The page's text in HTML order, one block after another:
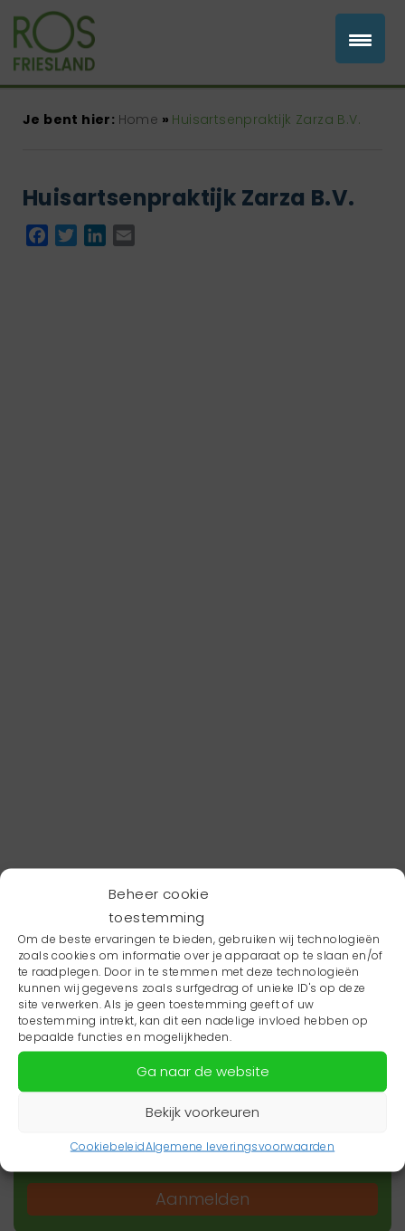
Beheer cookie
toestemming
Om de beste ervaringen te bieden, gebruiken wij technologieën
zoals cookies om informatie over je apparaat op te slaan en/of
te raadplegen. Door in te stemmen met deze technologieën
kunnen wij gegevens zoals surfgedrag of unieke ID's op deze
site verwerken. Als je geen toestemming geeft of uw
toestemming intrekt, kan dit een nadelige invloed hebben op
bepaalde functies en mogelijkheden.
Ga naar de website
Bekijk voorkeuren
CookiebeleidAlgemene leveringsvoorwaarden
Je bent hier: Home » Huisartsenpraktijk Zarza B.V.
Huisartsenpraktijk Zarza B.V.
Facebook
TwitterLinkedIn
Wil je niets missen?
Wil je op de hoogte blijven van het laatste
zorgnieuws in jouw regio? Schrijf je dan in voor
onze nieuwsbrief.
Aanmelden